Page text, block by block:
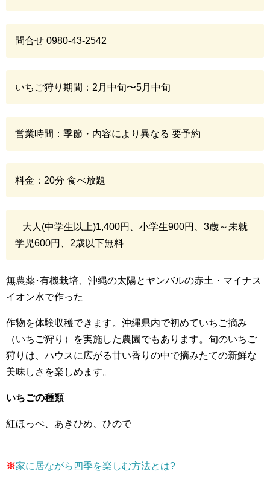
問合せ 0980-43-2542
いちご狩り期間：2月中旬〜5月中旬
営業時間：季節・内容により異なる 要予約
料金：20分 食べ放題
大人(中学生以上)1,400円、小学生900円、3歳～未就
学児600円、2歳以下無料
無農薬･有機栽培、沖縄の太陽とヤンバルの赤土・マイナス
イオン水で作った
作物を体験収穫できます。沖縄県内で初めていちご摘み
（いちご狩り）を実施した農園でもあります。旬のいちご
狩りは、ハウスに広がる甘い香りの中で摘みたての新鮮な
美味しさを楽しめます。
いちごの種類
紅ほっぺ、あきひめ、ひので
※家に居ながら四季を楽しむ方法とは?